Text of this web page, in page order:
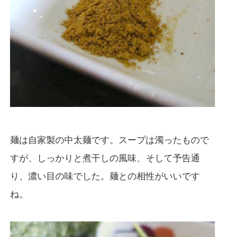
麺は自家製の中太麺です。スープは濁ったもので
すが、しっかりと煮干しの風味、そして予告通
り、濃い目の味でした。麺との相性がいいです
ね。